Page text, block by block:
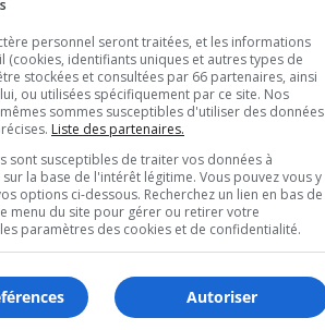
personnel seront traitées, et les informations
(cookies, identifiants uniques et autres types de
stockées et consultées par 66 partenaires, ainsi
ou utilisées spécifiquement par ce site. Nos
sommes susceptibles d'utiliser des données
Liste des partenaires.
sont susceptibles de traiter vos données à
la base de l'intérêt légitime. Vous pouvez vous y
options ci-dessous. Recherchez un lien en bas de
menu du site pour gérer ou retirer votre
paramètres des cookies et de confidentialité.
Autoriser